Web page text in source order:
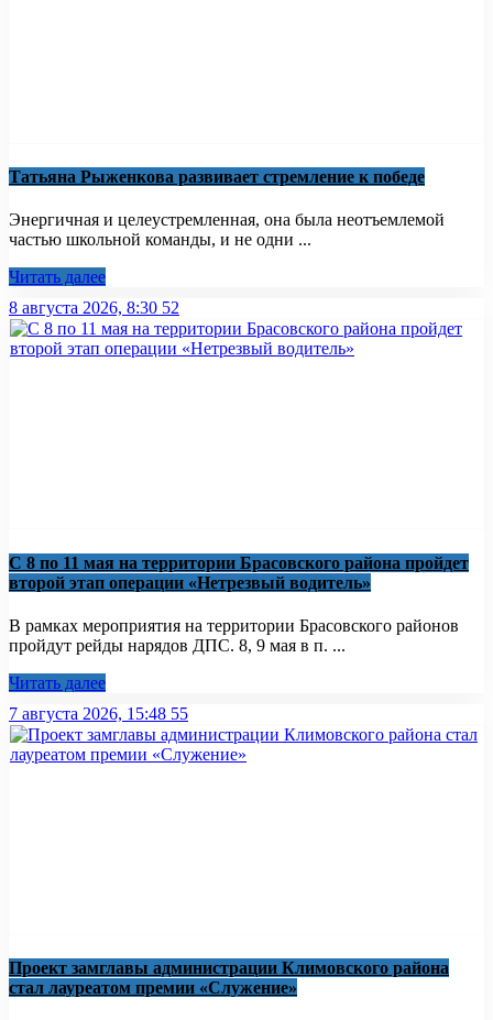
Татьяна Рыженкова развивает стремление к победе
Энергичная и целеустремленная, она была неотъемлемой
частью школьной команды, и не одни ...
Читать далее
8 августа 2026, 8:30 52
С 8 по 11 мая на территории Брасовского района пройдет
второй этап операции «Нетрезвый водитель»
В рамках мероприятия на территории Брасовского районов
пройдут рейды нарядов ДПС. 8, 9 мая в п. ...
Читать далее
7 августа 2026, 15:48 55
Проект замглавы администрации Климовского района
стал лауреатом премии «Служение»